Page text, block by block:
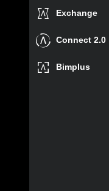
Exchange
Connect 2.0
Bimplus